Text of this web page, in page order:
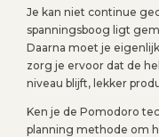
Je kan niet continue
spanningsboog ligt
Daarna moet je
zorg je ervoor dat de
niveau blijft, lekker
Ken je de Pomodoro
planning methode om